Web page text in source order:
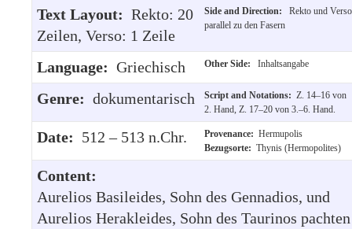
Text Layout: Rekto: 20
Zeilen, Verso: 1 Zeile
Side and Direction:
Rekto und
parallel zu den Fasern
Language: Griechisch Other Side: Inhaltsangabe
Genre: dokumentarisch Script and Notations: Z. 14–16 von
2. Hand, Z. 17–20 von 3.–6. Hand.
Date: 512 – 513 n.Chr. Provenance: Hermupolis
Bezugsorte: Thynis (Hermopolites)
Content:
Aurelios Basileides, Sohn des Gennadios, und
Aurelios Herakleides, Sohn des Taurinos pachten